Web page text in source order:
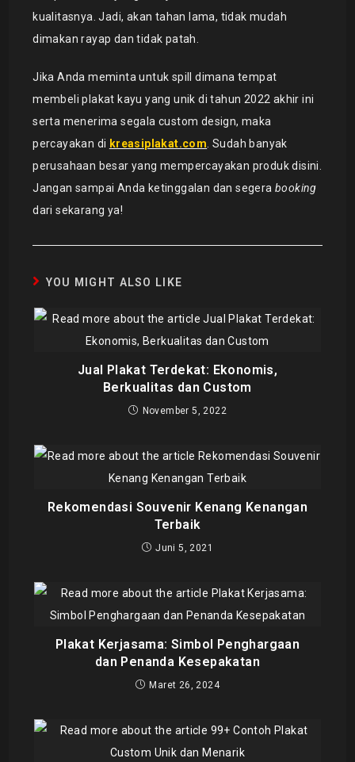
kualitasnya. Jadi, akan tahan lama, tidak mudah
dimakan rayap dan tidak patah.
Jika Anda meminta untuk spill dimana tempat
membeli plakat kayu yang unik di tahun 2022 akhir ini
serta menerima segala custom design, maka
percayakan di kreasiplakat.com . Sudah banyak
perusahaan besar yang mempercayakan produk disini.
Jangan sampai Anda ketinggalan dan segerabooking
dari sekarang ya!
YOU MIGHT ALSO LIKE
Jual Plakat Terdekat: Ekonomis,
Berkualitas dan Custom
November 5, 2022
Rekomendasi Souvenir Kenang Kenangan
Terbaik
Juni 5, 2021
Plakat Kerjasama: Simbol Penghargaan
dan Penanda Kesepakatan
Maret 26, 2024